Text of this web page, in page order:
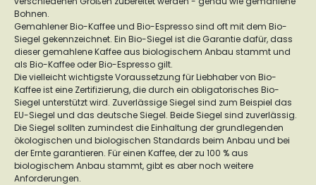
Bohnen.
Gemahlener Bio-Kaffee und Bio-Espresso sind oft mit dem Bio-
Siegel gekennzeichnet. Ein Bio-Siegel ist die Garantie dafür, dass
dieser gemahlene Kaffee aus biologischem Anbau stammt und
als Bio-Kaffee oder Bio-Espresso gilt.
Die vielleicht wichtigste Voraussetzung für Liebhaber von Bio-
Kaffee ist eine Zertifizierung, die durch ein obligatorisches Bio-
Siegel unterstützt wird. Zuverlässige Siegel sind zum Beispiel das
EU-Siegel und das deutsche Siegel. Beide Siegel sind zuverlässig.
Die Siegel sollten zumindest die Einhaltung der grundlegenden
ökologischen und biologischen Standards beim Anbau und bei
der Ernte garantieren. Für einen Kaffee, der zu 100 % aus
biologischem Anbau stammt, gibt es aber noch weitere
Anforderungen.